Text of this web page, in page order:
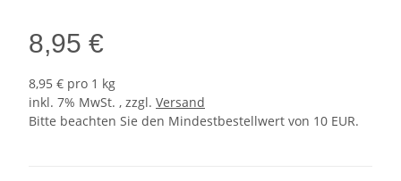
8,95 €
8,95 € pro 1 kg
inkl. 7% MwSt. , zzgl. Versand
Bitte beachten Sie den Mindestbestellwert von 10 EUR.